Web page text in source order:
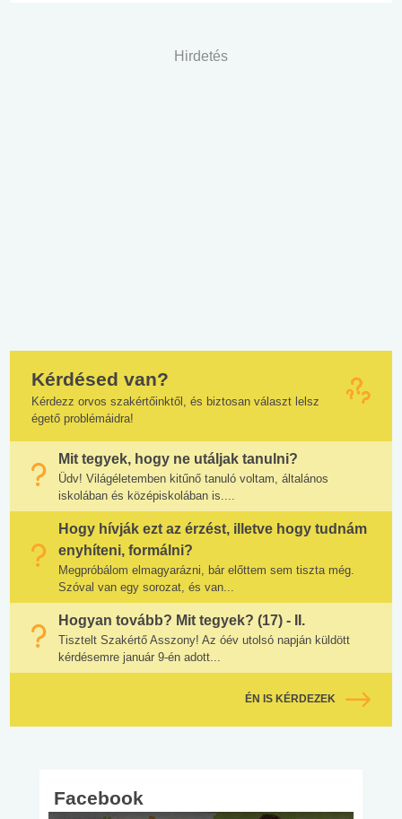
Hirdetés
Kérdésed van?
Kérdezz orvos szakértőinktől, és biztosan választ lelsz
égető problémáidra!
Mit tegyek, hogy ne utáljak tanulni?
Üdv! Világéletemben kitűnő tanuló voltam, általános
iskolában és középiskolában is....
Hogy hívják ezt az érzést, illetve hogy tudnám
enyhíteni, formálni?
Megpróbálom elmagyarázni, bár előttem sem tiszta még.
Szóval van egy sorozat, és van...
Hogyan tovább? Mit tegyek? (17) - II.
Tisztelt Szakértő Asszony! Az óév utolsó napján küldött
kérdésemre január 9-én adott...
ÉN IS KÉRDEZEK
Facebook